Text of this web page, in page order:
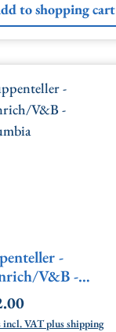
to shopping cart
-
V&B -
price:
incl. VAT plus shipping